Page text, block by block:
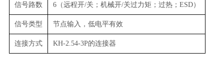
信号路数 6（远程开/关；机械开/关过力矩；过热；ESD）
信号类型 节点输入，低电平有效
连接方式 KH-2.54-3P的连接器